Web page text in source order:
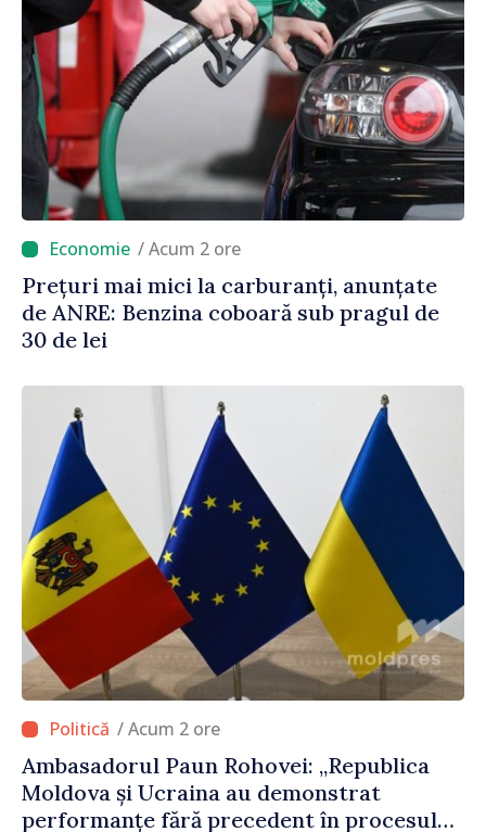
/ Acum 2 ore
Prețuri mai mici la carburanți, anunțate
de ANRE: Benzina coboară sub pragul de
30 de lei
/ Acum 2 ore
Ambasadorul Paun Rohovei: „Republica
Moldova și Ucraina au demonstrat
performanțe fără precedent în procesul